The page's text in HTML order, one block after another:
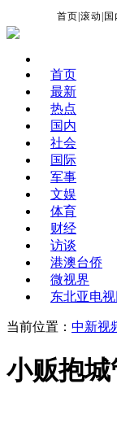
首页 |滚动 国
首页
最新
热点
国内
社会
国际
军事
文娱
体育
财经
访谈
港澳台侨
微视界
东北亚电视
当前位置： 中新视
小贩抱